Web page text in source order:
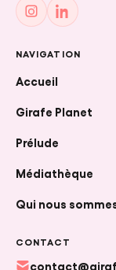
NAVIGATION
Accueil
Girafe Planet
Prélude
Médiathèque
Qui nous
CONTACT